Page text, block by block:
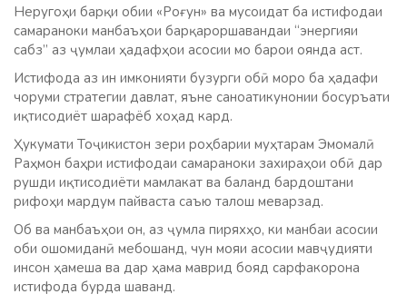
Неругоҳи барқи обии «Роғун» ва мусоидат ба истифодаи
самараноки манбаъҳои барқароршавандаи “энергияи
сабз” аз ҷумлаи ҳадафҳои асосии мо барои оянда аст.
Истифода аз ин имконияти бузурги обӣ моро ба ҳадафи
чоруми стратегии давлат, яъне саноатикунонии босуръати
иқтисодиёт шарафёб хоҳад кард.
Ҳукумати Тоҷикистон зери роҳбарии муҳтарам Эмомалӣ
Раҳмон баҳри истифодаи самараноки захираҳои обӣ дар
рушди иқтисодиёти мамлакат ва баланд бардоштани
рифоҳи мардум пайваста саъю талош меварзад.
Об ва манбаъҳои он, аз ҷумла пиряхҳо, ки манбаи асосии
оби ошомиданӣ мебошанд, чун мояи асосии мавҷудияти
инсон ҳамеша ва дар ҳама маврид бояд сарфакорона
истифода бурда шаванд.